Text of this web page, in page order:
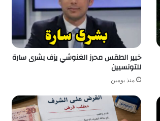
خبير الطقس محرز الغنوشي يزف بشرى سارة
للتونسيين
منذ يومين